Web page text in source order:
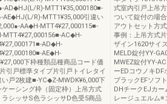
AD◆HJ(L/R)-MTT1¥35,000180■-
R)-MTT1¥35,000引違い
AA◆H-MTT4¥27,000115■-
MTT4¥27,000156■-AC◆H-
AD◆H-
AE◆H-
下枠種類品種商品コード価
引戸標準タイプ片引戸トイレタイ
戸2枚建■-YC◆Z-MWDK¥6,000下
ーシング枠（固定枠）上吊方式
シッサS色ラシッサD色受5商品
式室内引戸上吊
ついて錠付の場
アウトセット方
事例：上吊方式
ザイン1620サイ
MELD錠付YY-
MWEZ錠付YY-
ーEDコウノキDF
ブラックEFソフ
DHチークEJカー
レージュエルム※